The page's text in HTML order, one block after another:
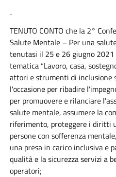
TENUTO CONTO che la 2°
Salute Mentale – Per una
tenutasi il 25 e 26 giugno
tematica “Lavoro, casa,
attori e strumenti di inclusione
l'occasione per ribadire
per promuovere e rilanciare
salute mentale, assumere la
riferimento, proteggere i diritti
persone con sofferenza
una presa in carico inclusiva e
qualità e la sicurezza servizi a
operatori;